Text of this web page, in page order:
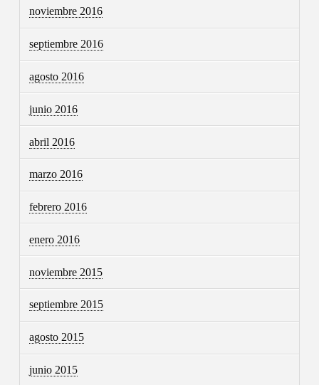
noviembre 2016
septiembre 2016
agosto 2016
junio 2016
abril 2016
marzo 2016
febrero 2016
enero 2016
noviembre 2015
septiembre 2015
agosto 2015
junio 2015